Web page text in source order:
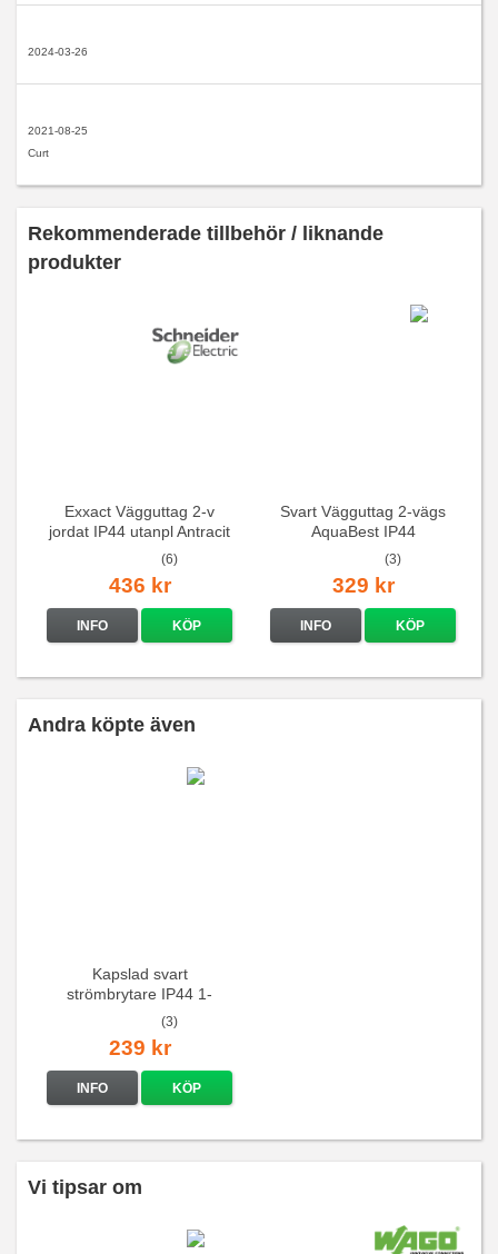
2024-03-26
2021-08-25
Curt
Rekommenderade tillbehör / liknande
produkter
Exxact Vägguttag 2-v
jordat IP44 utanpl Antracit
(6)
436 kr
INFO KÖP
Svart Vägguttag 2-vägs
AquaBest IP44
(3)
329 kr
INFO KÖP
Andra köpte även
Kapslad svart
strömbrytare IP44 1-
pol/trapp(3)
239 kr
INFO KÖP
Vi tipsar om